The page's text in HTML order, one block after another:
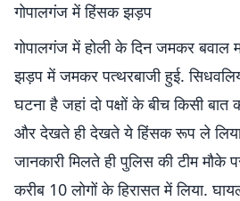
गोपालगंज में हिंसक झड़प
गोपालगंज में होली के दिन जमकर बवाल
झड़प में जमकर पत्थरबाजी हुई.
घटना है जहां दो पक्षों के बीच किसी
और देखते ही देखते ये हिंसक रूप ले
जानकारी मिलते ही पुलिस की टीम मौके
करीब 10 लोगों के हिरासत में लिया.